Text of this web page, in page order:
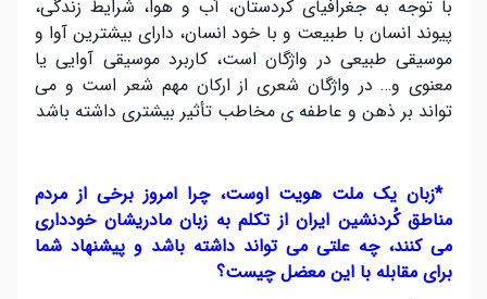
با توجه به جغرافیای کردستان، آب و هوا، شرایط زندگی،
پیوند انسان با طبیعت و با خود انسان، دارای بیشترین آوا و
موسیقی طبیعی در واژگان است، کاربرد موسیقی آوایی یا
معنوی و… در واژگان شعری از ارکان مهم شعر است و می
تواند بر ذهن و عاطفه ی مخاطب تأثیر بیشتری داشته باشد
*زبان یک ملت هویت اوست، چرا امروز برخی از مردم
مناطق کُردنشین ایران از تکلم به زبان مادریشان خودداری
می کنند، چه علتی می تواند داشته باشد و پیشنهاد شما
برای مقابله با این معضل چیست؟